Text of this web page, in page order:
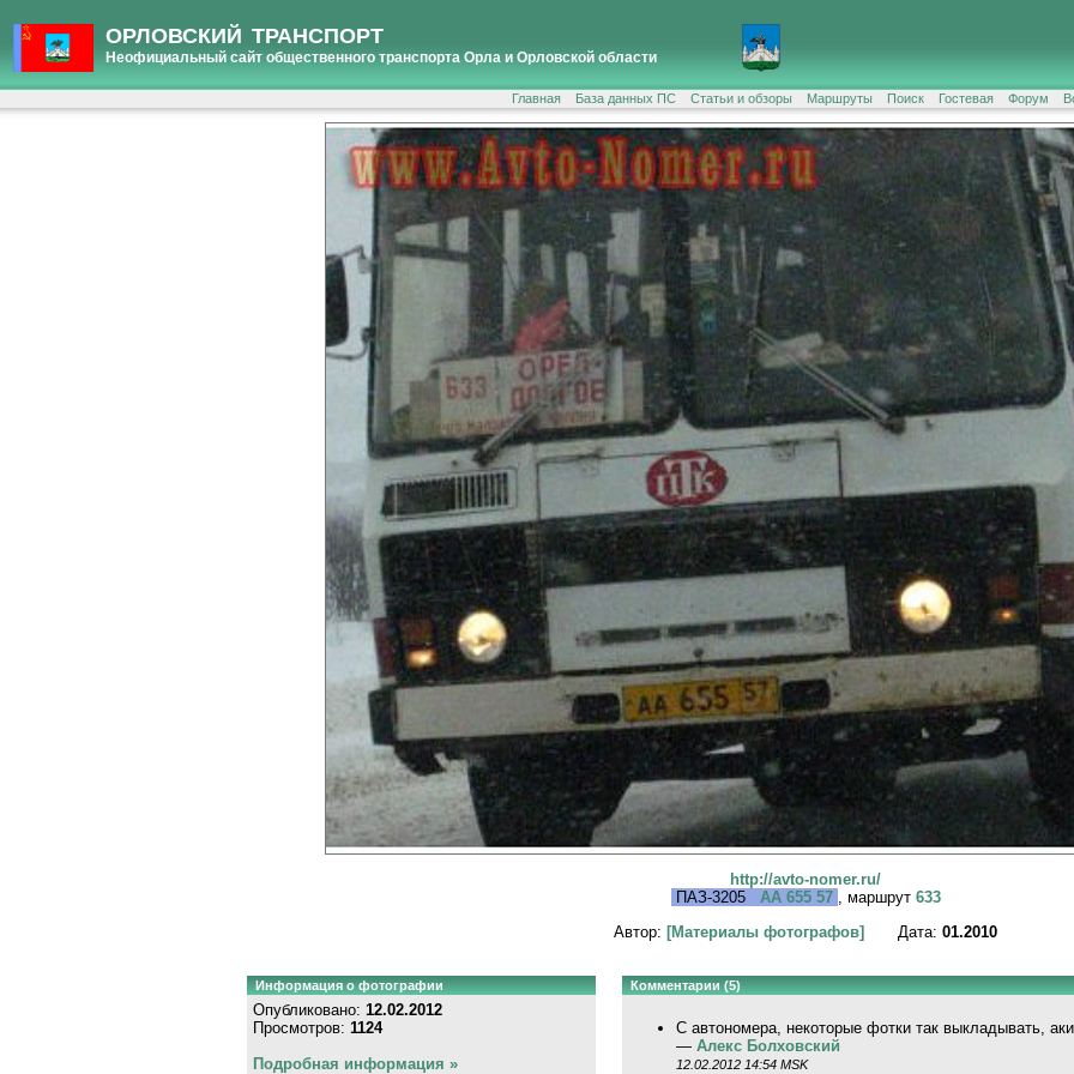
ОРЛОВСКИЙ ТРАНСПОРТ
Неофициальный сайт общественного транспорта Орла и Орловской области
Главная База данных ПС Статьи и обзоры Маршруты Поиск Гостевая Форум
http://avto-nomer.ru/
ПАЗ-3205
АА 655 57 , маршрут 633
Автор: [Материалы фотографов] Дата: 01.2010
Информация о фотографии
Опубликовано: 12.02.2012
Просмотров: 1124
Подробная информация »
Комментарии (5)
С автономера, некоторые фотки так выкладывать,
— Алекс Болховский
12.02.2012 14:54 MSK